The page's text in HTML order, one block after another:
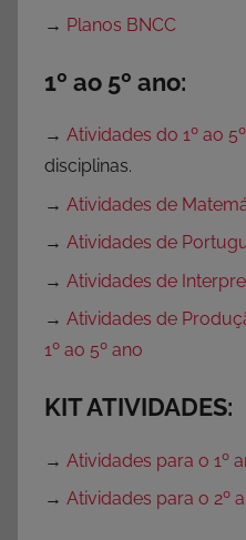
o
e
s
→ Planos BNCC
1º ao 5º ano:
→ Atividades do 1º ao
disciplinas.
→ Atividades de
→ Atividades de
→ Atividades de
→ Atividades de
1º ao 5º ano
KIT ATIVIDADES:
→ Atividades para o 1º
→ Atividades para o 2º